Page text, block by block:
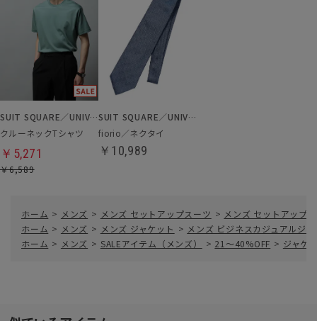
SUIT SQUARE／UNIVERSAL LANGUAGE
クルーネックTシャツ
￥5,271
￥6,589
SUIT SQUARE／UNIVERSAL LANGUAGE
fiorio／ネクタイ
￥10,989
ホーム > メンズ > メンズ セットアップスーツ > メンズ セットアップ
ホーム > メンズ > メンズ ジャケット > メンズ ビジネスカジュアルジ
ホーム > メンズ > SALEアイテム（メンズ） > 21～40%OFF > ジャケ